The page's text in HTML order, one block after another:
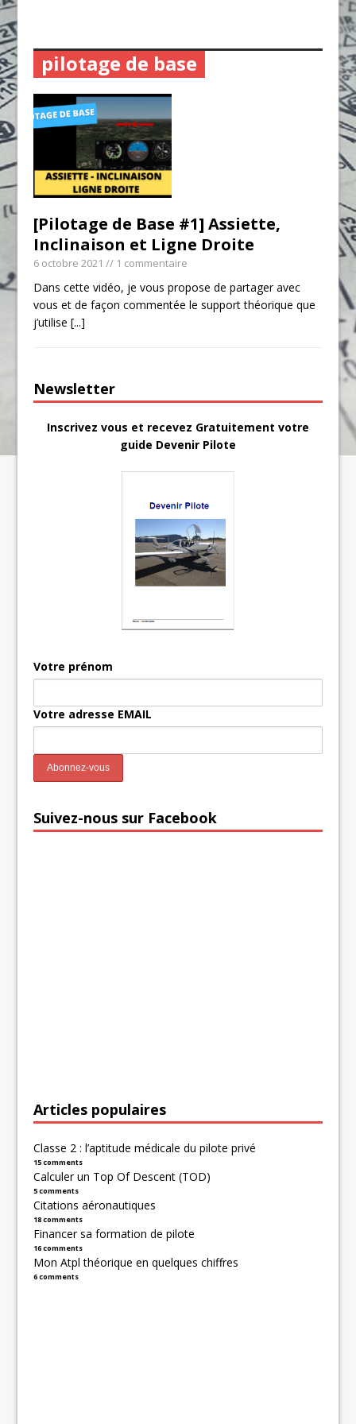
pilotage de base
[Pilotage de Base #1] Assiette,
Inclinaison et Ligne Droite
6 octobre 2021 // 1 commentaire
Dans cette vidéo, je vous propose de partager avec
vous et de façon commentée le support théorique que
j’utilise[...]
Newsletter
Inscrivez vous et recevez Gratuitement votre
guide Devenir Pilote
Votre prénom
Votre adresse EMAIL
Suivez-nous sur Facebook
Articles populaires
Classe 2 : l’aptitude médicale du pilote privé
15 comments
Calculer un Top Of Descent (TOD)
5 comments
Citations aéronautiques
18 comments
Financer sa formation de pilote
16 comments
Mon Atpl théorique en quelques chiffres
6 comments